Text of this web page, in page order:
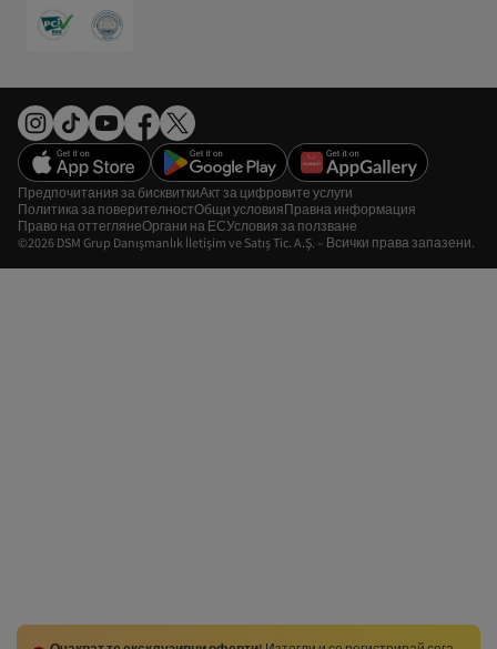
©2026 DSM Grup Danışmanlık İletişim ve Satış Tic. A.Ş. – Всички права запазени.
Предпочитания за бисквиткиАкт за цифровите услуги
Политика за поверителностОбщи условияПравна информация
Право на оттеглянеОргани на ЕСУсловия за ползване